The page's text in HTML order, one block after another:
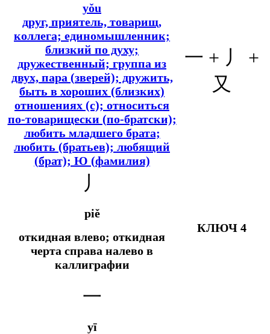
yǒu
друг, приятель, товарищ,
коллега; единомышленник;
близкий по духу;
дружественный; группа из
двух, пара (зверей); дружить,
быть в хороших (близких)
отношениях (с); относиться
по-товарищески (по-братски);
любить младшего брата;
любить (братьев); любящий
(брат); Ю (фамилия)
一 + 丿 +
又
丿
piě
откидная влево; откидная
черта справа налево в
каллиграфии
КЛЮЧ 4
一
yī